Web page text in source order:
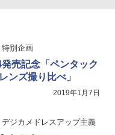
特別企画
売記念「ペンタック
ンズ撮り比べ」
2019年1月7日
デジカメドレスアップ主義